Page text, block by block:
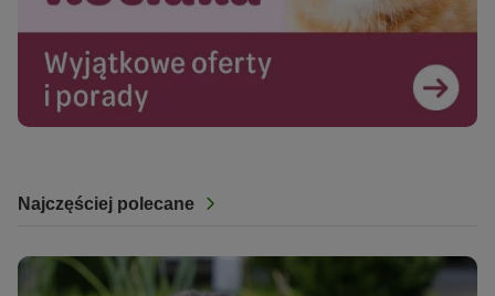
Najczęściej polecane